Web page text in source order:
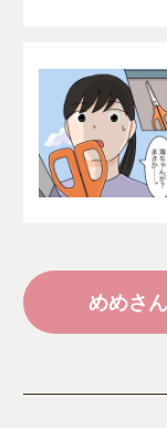
めめさ